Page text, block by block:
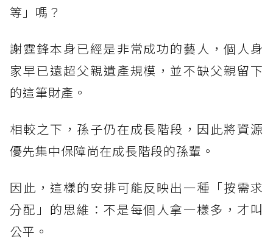
等」嗎？
謝霆鋒本身已經是非常成功的藝人，個人身
家早已遠超父親遺產規模，並不缺父親留下
的這筆財產。
相較之下，孫子仍在成長階段，因此將資源
優先集中保障尚在成長階段的孫輩。
因此，這樣的安排可能反映出一種「按需求
分配」的思維：不是每個人拿一樣多，才叫
公平。